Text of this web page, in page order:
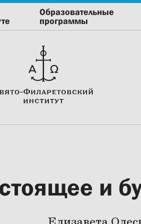
Образовательные
программы
и